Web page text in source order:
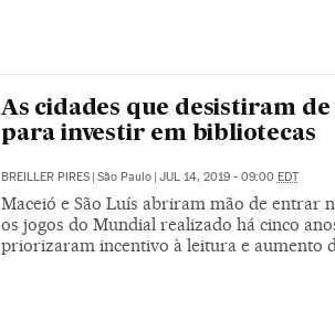
As cidades que desistiram de
para investir em bibliotecas
BREILLER PIRES | São Paulo | JUL 14, 2019 - 09:00 EDT
Maceió e São Luís abriram mão de entrar
os jogos do Mundial realizado há cinco
priorizaram incentivo à leitura e aumento